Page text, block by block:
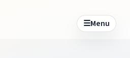
☰Menu